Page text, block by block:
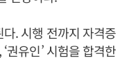
. 시행 전까지 자격증
권유인’ 시험을 합격한